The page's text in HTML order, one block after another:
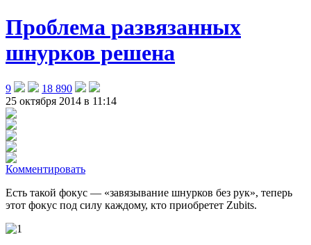
Проблема развязанных
шнурков решена
9
18 890
25 октября 2014 в 11:14
Комментировать
Есть такой фокус — «завязывание шнурков без рук», теперь
этот фокус под силу каждому, кто приобретет Zubits.